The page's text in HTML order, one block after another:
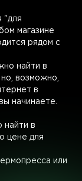
"для
магазине
рядом с
найти в
возможно,
в
начинаете.
найти в
цене для
или